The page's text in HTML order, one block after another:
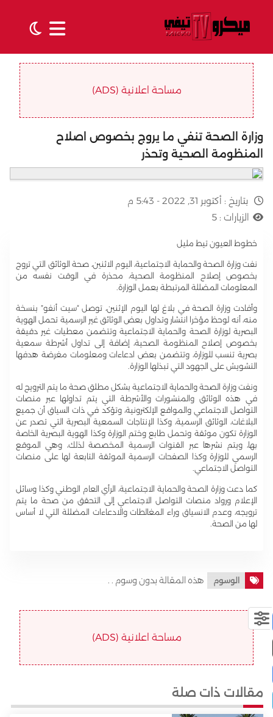
مساحة اعلانية (ADS)
وزارة الصحة تنفي ما يروج بخصوص اصلاح
المنظومة الصحية وتحذر
بتاريخ : أكتوبر 31, 2022 - 5:43 م
الزيارات : 5
خطوط العيون تيط مليل
نفت وزارة الصحة والحماية الاجتماعية، اليوم الاثنين، صحة الوثائق التي تروج
بخصوص إصلاح المنظومة الصحية، محذرة في الوقت نفسه من
المعلومات المضللة المرتبطة بعمل الوزارة.
وأفادت وزارة الصحة في بلاغ لها اليوم الإثنين، توصل “سيت أنفو” بنسخة
منه، أنه لوحظ مؤخرا انتشار وتداول بعض الوثائق غير الرسمية تحمل الهوية
البصرية لوزارة الصحة والحماية الاجتماعية وتتضمن معطيات غير دقيقة
بخصوص إصلاح المنظومة الصحية، إضافة إلى تداول أشرطة سمعية
بصرية تنسب للوزارة، وتتضمن بعض ادعاءات ومعلومات مغرضة هدفها
التشويش على الجهود التي تبذلها الوزارة.
ونفت وزارة الصحة والحماية الاجتماعية بشكل مطلق صحة ما يتم الترويج له
في هذه الوثائق والمنشورات والأشرطة التي يتم تداولها عبر منصات
التواصل الاجتماعي والمواقع الإلكترونية، وتؤكد في ذات السياق أن جميع
البلاغات، الوثائق الرسمية، وكذا الإنتاجات السمعية البصرية التي تصدر عن
الوزارة تكون موثقة وتحمل طابع وختم الوزارة وكذا الهوية البصرية الخاصة
بها، ويتم نشرها عبر القنوات الرسمية المخصصة لذلك، وهي الموقع
الرسمي للوزارة وكذا الصفحات الرسمية الموثقة التابعة لها على منصات
التواصل الاجتماعي.
كما دعت وزارة الصحة والحماية الاجتماعية، الرأي العام الوطني وكذا وسائل
الإعلام ورواد منصات التواصل الاجتماعي إلى التحقق من صحة ما يتم
ترويجه، وعدم الانسياق وراء المغالطات والادعاءات المضللة التي لا أساس
لها من الصحة.
الوسوم هذه المقالة بدون وسوم . .
مساحة اعلانية (ADS)
مقالات ذات صلة